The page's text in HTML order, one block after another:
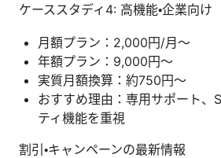
ケーススタディ4: 高機能・企業向け
月額プラン：2,000円/月〜
年額プラン：9,000円〜
実質月額換算：約750円〜
おすすめ理由：専用サポート、
ティ機能を重視
割引・キャンペーンの最新情報